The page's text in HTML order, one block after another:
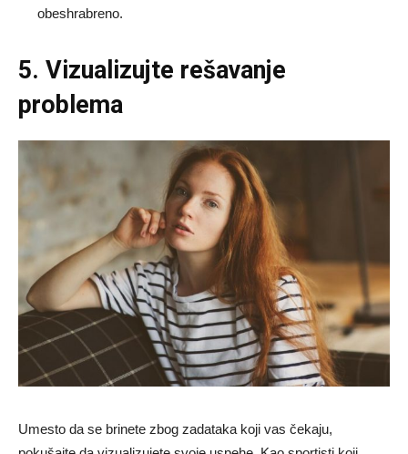
obeshrabreno.
5. Vizualizujte rešavanje
problema
Umesto da se brinete zbog zadataka koji vas čekaju,